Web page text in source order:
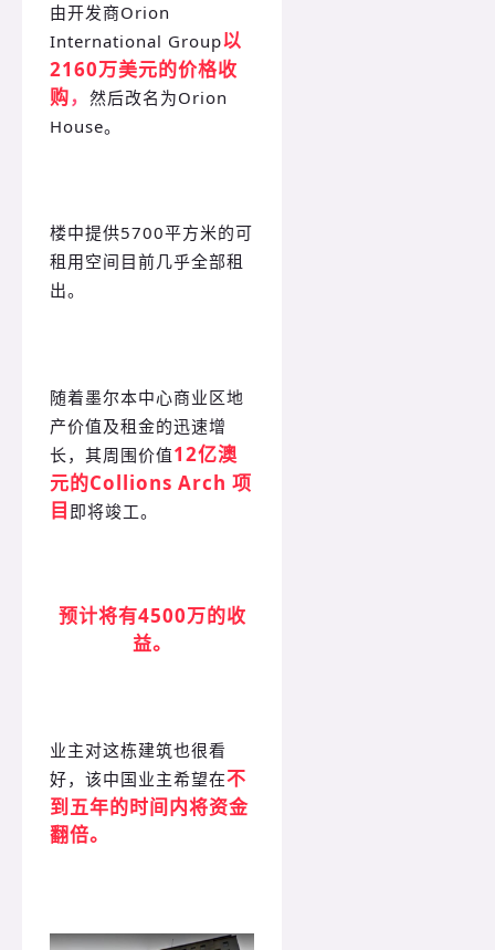
由开发商Orion
International Group以
2160万美元的价格收
购， 然后改名为Orion
House。
楼中提供5700平方米的可
租用空间目前几乎全部租
出。
随着墨尔本中心商业区地
产价值及租金的迅速增
长，其周围价值12亿澳
元的Collions Arch 项
目 即将竣工。
预计将有4500万的收
益。
业主对这栋建筑也很看
好，该中国业主希望在不
到五年的时间内将资金
翻倍。